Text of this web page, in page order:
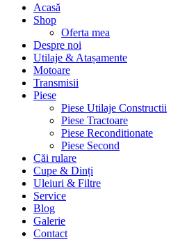
Acasă
Shop
Oferta mea
Despre noi
Utilaje & Atașamente
Motoare
Transmisii
Piese
Piese Utilaje Constructii
Piese Tractoare
Piese Reconditionate
Piese Second
Căi rulare
Cupe & Dinți
Uleiuri & Filtre
Service
Blog
Galerie
Contact